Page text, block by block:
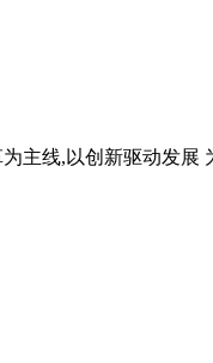
主线,以创新驱动发